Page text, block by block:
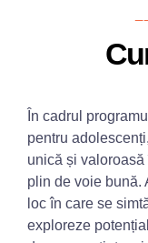
În cadrul
pentru
unică și
plin de voie bună.
loc în care se
exploreze